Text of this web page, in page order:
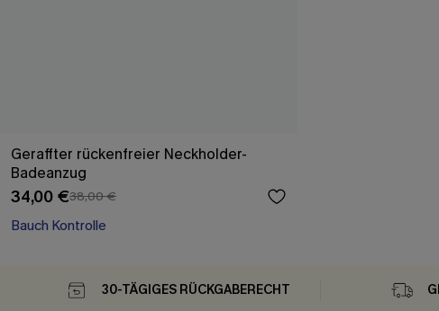
Geraffter rückenfreier Neckholder-
Badeanzug
34,00 €38,00 €
Bauch Kontrolle
30-TÄGIGES RÜCKGABERECHT